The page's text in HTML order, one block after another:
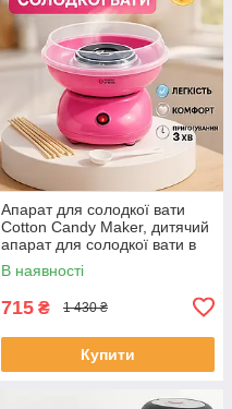
Апарат для солодкої вати
Cotton Candy Maker, дитячий
апарат для солодкої вати в
домашніх умовах OT-47
В наявності
715 ₴ 1 430 ₴
Купити